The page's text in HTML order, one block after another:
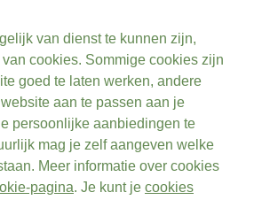
van dienst te kunnen zijn,
cookies. Sommige cookies zijn
goed te laten werken, andere
aan te passen aan je
persoonlijke aanbiedingen te
mag je zelf aangeven welke
Meer informatie over cookies
pagina. Je kunt je cookies